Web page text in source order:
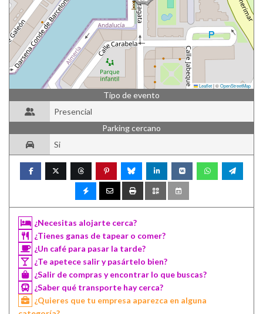
Leaflet|©OpenStreetMap
Tipo de evento
Presencial
Parking cercano
Si
¿Necesitas alojarte cerca?
¿Tienes ganas de tapear o comer?
¿Un café para pasar la tarde?
¿Te apetece salir y pasártelo bien?
¿Salir de compras y encontrar lo que buscas?
¿Saber qué transporte hay cerca?
¿Quieres que tu empresa aparezca en alguna